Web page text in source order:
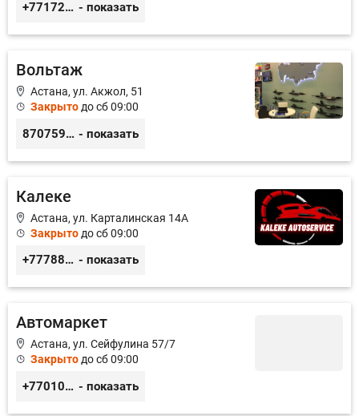
+77172541601 - показать
Вольтаж
Астана, ул. Акжол, 51
Закрытодо сб 09:00
87075944949 - показать
Калеке
Астана, ул. Карталинская 14А
Закрыто до сб 09:00
+77788424140 - показать
Автомаркет
Астана, ул. Сейфулина 57/7
Закрытодо сб 09:00
+77010626565 - показать